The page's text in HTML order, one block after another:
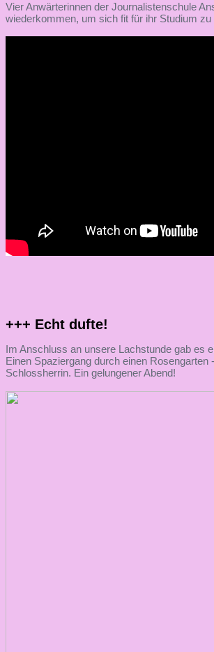
Vier Anwärterinnen der Journalistenschule
wiederkommen, um sich fit für ihr Studium
+++ Echt dufte!
Im Anschluss an unsere Lachstunde gab es
Einen Spaziergang durch einen
Schlossherrin. Ein gelungener Abend!